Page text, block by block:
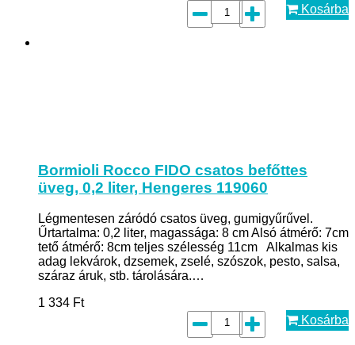
Kosárba
Bormioli Rocco FIDO csatos befőttes
üveg, 0,2 liter, Hengeres 119060
Légmentesen záródó csatos üveg, gumigyűrűvel.
Űrtartalma: 0,2 liter, magassága: 8 cm Alsó átmérő: 7cm
tető átmérő: 8cm teljes szélesség 11cm Alkalmas kis
adag lekvárok, dzsemek, zselé, szószok, pesto, salsa,
száraz áruk, stb. tárolására.…
1 334 Ft
Kosárba